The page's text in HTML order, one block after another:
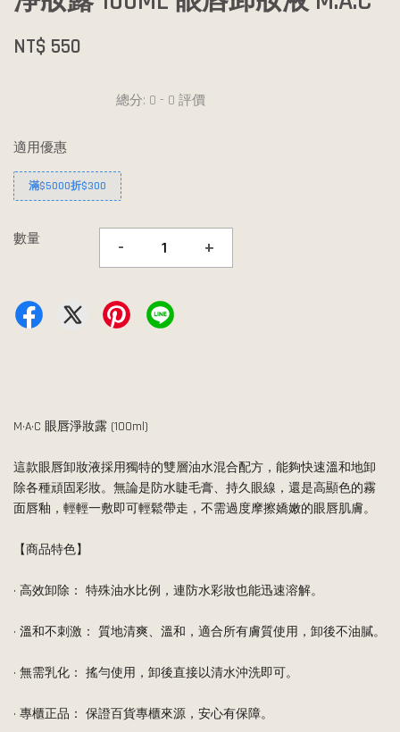
NT$ 550
總分: 0 - 0 評價
適用優惠
滿$5000折$300
數量 - +
M·A·C 眼唇淨妝露 (100ml)
這款眼唇卸妝液採用獨特的雙層油水混合配方，能夠快速溫和地卸
除各種頑固彩妝。無論是防水睫毛膏、持久眼線，還是高顯色的霧
面唇釉，輕輕一敷即可輕鬆帶走，不需過度摩擦嬌嫩的眼唇肌膚。
【商品特色】
• 高效卸除： 特殊油水比例，連防水彩妝也能迅速溶解。
• 溫和不刺激： 質地清爽、溫和，適合所有膚質使用，卸後不油膩。
• 無需乳化： 搖勻使用，卸後直接以清水沖洗即可。
• 專櫃正品： 保證百貨專櫃來源，安心有保障。